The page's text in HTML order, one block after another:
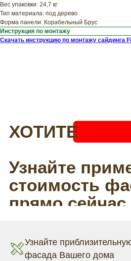
Вес упаковки: 24,7 кг
Тип материала: под дерево
Форма панели: Корабельный Брус
Инструкция по монтажу
Скачать инструкцию по монтажу сайдинга
Узнайте
фасада Вашего дома